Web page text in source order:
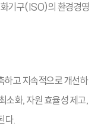
기구(ISO)의 환경경영
고 지속적으로 개선하
소화, 자원 효율성 제고,
다.